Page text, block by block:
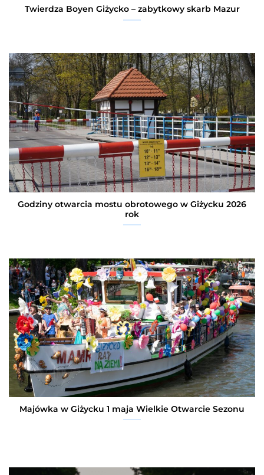
Twierdza Boyen Giżycko – zabytkowy skarb Mazur
Godziny otwarcia mostu obrotowego w Giżycku 2026
rok
Majówka w Giżycku 1 maja Wielkie Otwarcie Sezonu